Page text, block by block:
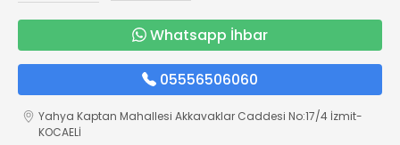
Whatsapp İhbar
05556506060
Yahya Kaptan Mahallesi Akkavaklar Caddesi No:17/4 İzmit-
KOCAELİ